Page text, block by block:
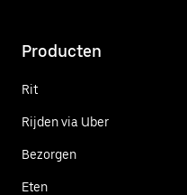
Producten
Rit
Rijden via Uber
Bezorgen
Eten